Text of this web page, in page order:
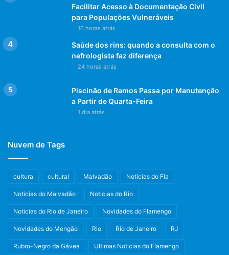
Facilitar Acesso à Documentação Civil
para Populações Vulneráveis
16 horas atrás
Saúde dos rins: quando a consulta com o
nefrologista faz diferença
24 horas atrás
Piscinão de Ramos Passa por Manutenção
a Partir de Quarta-Feira
1 dia atrás
Nuvem de Tags
cultura cultural Malvadão Noticias do Fla
Noticias do Malvadão Noticias do Rio
Noticias do Rio de Janeiro Novidades do Flamengo
Novidades do Mengão Rio Rio de Janeiro RJ
Rubro-Negro da Gávea Ultimas Noticias do Flamengo